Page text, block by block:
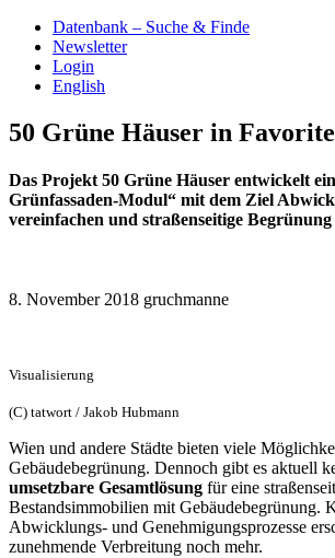
Datenbank – Suche & Finde
Newsletter
Login
English
50 Grüne Häuser in
Das Projekt 50 Grüne Häuser entwickelt
Grünfassaden-Modul“ mit dem Ziel
vereinfachen und straßenseitige
8. November 2018 gruchmanne
Visualisierung
(C) tatwort / Jakob Hubmann
Wien und andere Städte bieten viele
Gebäudebegrünung. Dennoch gibt es aktuell
umsetzbare Gesamtlösung für eine
Bestandsimmobilien mit Gebäudebegrünung.
Abwicklungs- und Genehmigungsprozesse
zunehmende Verbreitung noch mehr.